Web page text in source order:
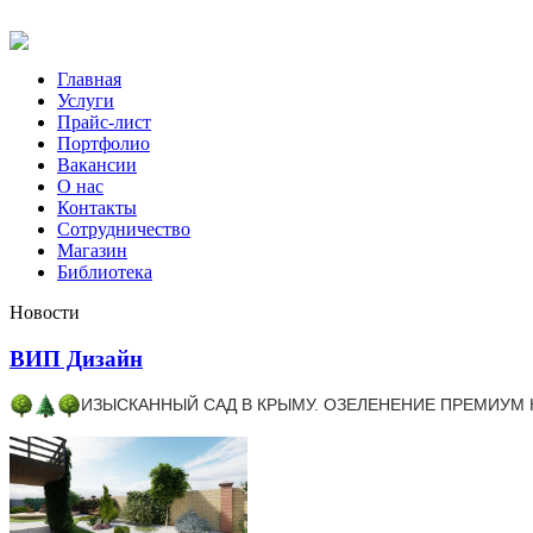
Главная
Услуги
Прайс-лист
Портфолио
Вакансии
О нас
Контакты
Сотрудничество
Магазин
Библиотека
Новости
ВИП Дизайн
ИЗЫСКАННЫЙ САД В КРЫМУ. ОЗЕЛЕНЕНИЕ ПРЕМИУМ